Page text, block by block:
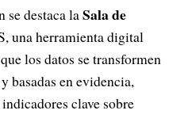
se destaca laSala de
una herramienta digital
los datos se transformen
basadas en evidencia,
clave sobre